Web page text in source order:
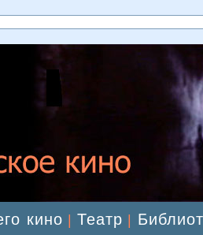
кино |Театр